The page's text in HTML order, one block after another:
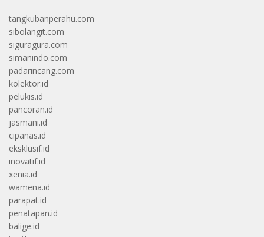
tangkubanperahu.com
sibolangit.com
siguragura.com
simanindo.com
padarincang.com
kolektor.id
pelukis.id
pancoran.id
jasmani.id
cipanas.id
eksklusif.id
inovatif.id
xenia.id
wamena.id
parapat.id
penatapan.id
balige.id